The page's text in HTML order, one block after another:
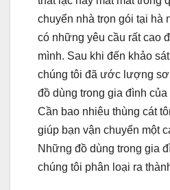
chuyển nhà trọn gói tại hà
có những yêu cầu rất cao
mình. Sau khi đến khảo
chúng tôi đã ước lượng sơ
đồ dùng trong gia đình
Cần bao nhiêu thùng cát
giúp bạn vận chuyển một
Những đồ dùng trong gia
chúng tôi phân loại ra